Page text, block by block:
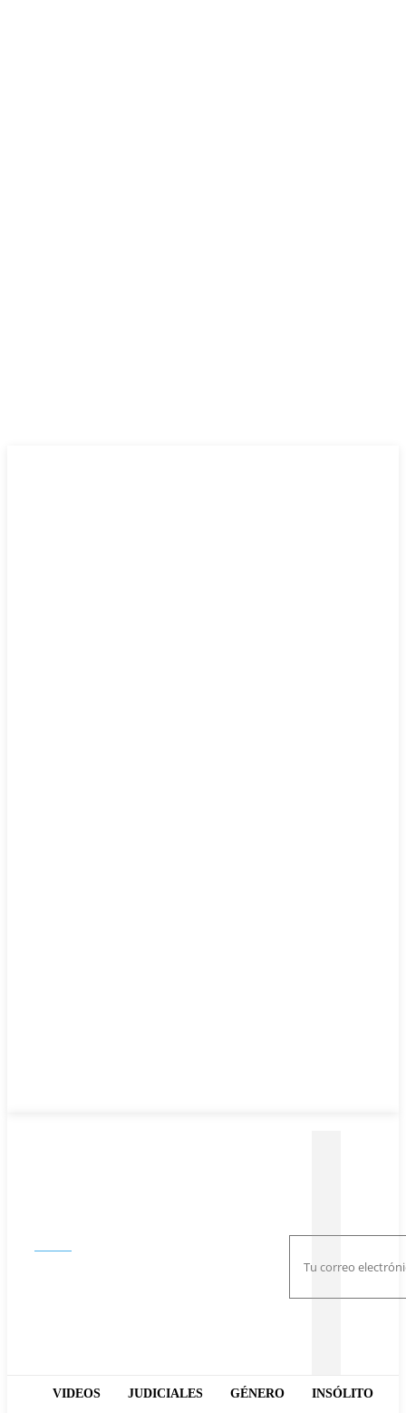
VIDEOS JUDICIALES GÉNERO INSÓLITO